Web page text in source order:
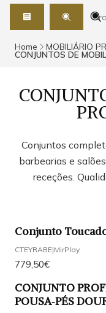
Home MOBILIÁRIO
CONJUNTOS DE
Conjuntos
barbearias e
receções.
Conjunto
CTEYRABE|MirPlay
779,50€
CONJUNTO
POUSA‑PÉS